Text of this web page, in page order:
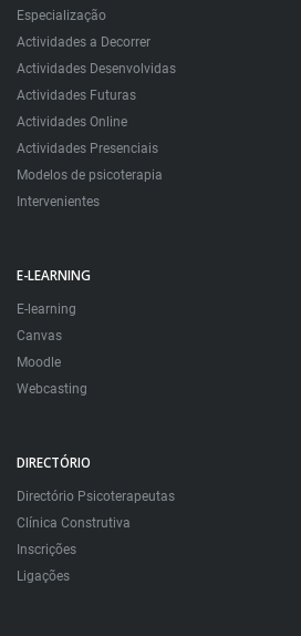
Especialização
Actividades a Decorrer
Actividades Desenvolvidas
Actividades Futuras
Actividades Online
Actividades Presenciais
Modelos de psicoterapia
Intervenientes
E-LEARNING
E-learning
Canvas
Moodle
Webcasting
DIRECTÓRIO
Directório Psicoterapeutas
Clínica Construtiva
Inscrições
Ligações